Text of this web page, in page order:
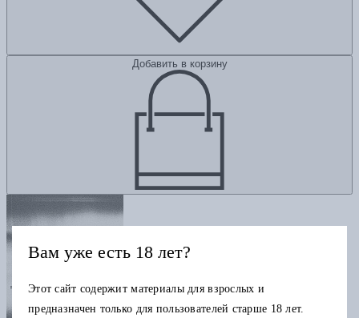
Добавить в корзину
Вам уже есть 18 лет?
Этот сайт содержит материалы для взрослых и
предназначен только для пользователей старше 18 лет.